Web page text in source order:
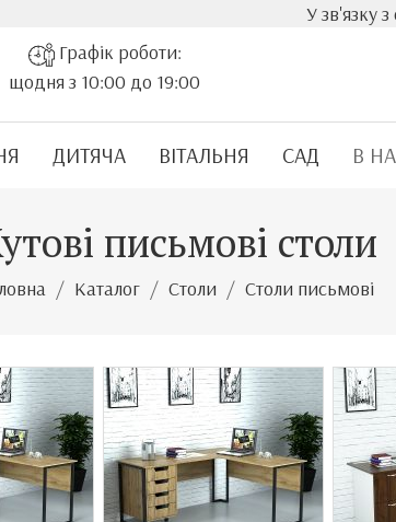
У зв'язку з стрімким
Графік роботи:
щодня з 10:00 до 19:00
ДИТЯЧА ВІТАЛЬНЯ САД В
письмові столи
Каталог Столи Столи письмові